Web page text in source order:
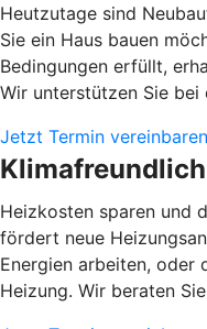
Heutzutage sind
Sie ein Haus bauen
Bedingungen erfüllt,
Wir unterstützen Sie bei
Jetzt Termin vereinbaren
Heizkosten sparen und
fördert neue
Energien arbeiten, oder
Heizung. Wir beraten